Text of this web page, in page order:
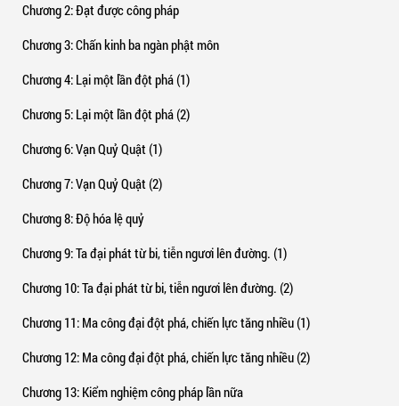
Chương 2: Đạt được công pháp
Chương 3: Chấn kinh ba ngàn phật môn
Chương 4: Lại một lần đột phá (1)
Chương 5: Lại một lần đột phá (2)
Chương 6: Vạn Quỷ Quật (1)
Chương 7: Vạn Quỷ Quật (2)
Chương 8: Độ hóa lệ quỷ
Chương 9: Ta đại phát từ bi, tiễn ngươi lên đường. (1)
Chương 10: Ta đại phát từ bi, tiễn ngươi lên đường. (2)
Chương 11: Ma công đại đột phá, chiến lực tăng nhiều (1)
Chương 12: Ma công đại đột phá, chiến lực tăng nhiều (2)
Chương 13: Kiểm nghiệm công pháp lần nữa